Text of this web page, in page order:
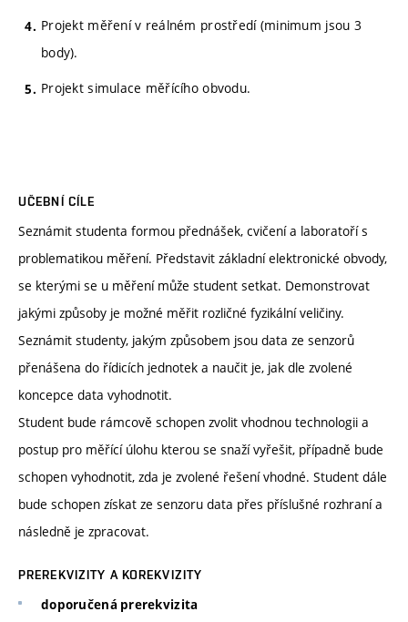
Projekt měření v reálném prostředí (minimum jsou 3
body).
Projekt simulace měřícího obvodu.
UČEBNÍ CÍLE
Seznámit studenta formou přednášek, cvičení a laboratoří s
problematikou měření. Představit základní elektronické obvody,
se kterými se u měření může student setkat. Demonstrovat
jakými způsoby je možné měřit rozličné fyzikální veličiny.
Seznámit studenty, jakým způsobem jsou data ze senzorů
přenášena do řídicích jednotek a naučit je, jak dle zvolené
koncepce data vyhodnotit.
Student bude rámcově schopen zvolit vhodnou technologii a
postup pro měřící úlohu kterou se snaží vyřešit, případně bude
schopen vyhodnotit, zda je zvolené řešení vhodné. Student dále
bude schopen získat ze senzoru data přes příslušné rozhraní a
následně je zpracovat.
PREREKVIZITY A KOREKVIZITY
doporučená prerekvizita